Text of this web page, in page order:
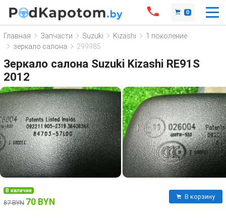
0
Главная Запчасти Suzuki Kizashi
1 поколение
зеркало салона
299985
Зеркало салона Suzuki Kizashi RE91S
2012
В наличии
87 BYN 70 BYN
В корзину